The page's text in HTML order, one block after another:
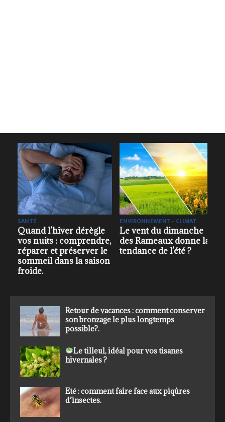
la
LE SAVIEZ-VOUS ?
L’automne, c’est aussi
la saison de la
propagation du virus
de la fatigue.
ENVIRONNEMENT - CLIMAT
Muguet: sa floraison
plus en plus impactée
par le changement
Retour de vacances : comment conserver
son bronzage le plus longtemps
possible?.
Le tilleul, idéal pour vos tisanes
hivernales ?
Eté : comment faire face aux piqûres
d’insectes.